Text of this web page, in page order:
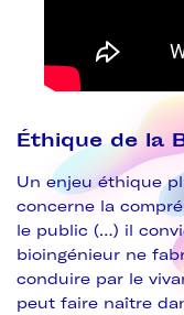
Éthique de la
Un enjeu éthique
concerne la
le public (…) il
bioingénieur ne
conduire par le
peut faire naître